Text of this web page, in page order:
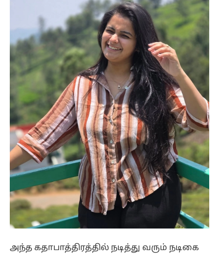
அந்த கதாபாத்திரத்தில் நடித்து வரும் நடிகை